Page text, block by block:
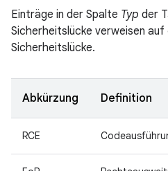
Einträge in der Spalte Typ der
Sicherheitslücke verweisen auf
Sicherheitslücke.
Abkürzung Definition
RCE